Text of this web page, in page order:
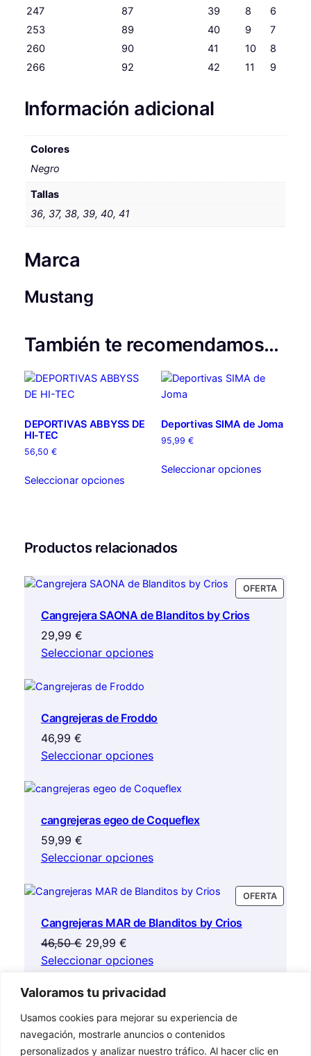
Valoramos tu privacidad
Usamos cookies para mejorar su experiencia de
navegación, mostrarle anuncios o contenidos
personalizados y analizar nuestro tráfico. Al hacer clic en
247
87 39 8
6
253
89 40 9
7
260
90 41 10
8
266
92 42 11 9
Información adicional
Colores
Negro
Tallas
36, 37, 38, 39, 40, 41
Marca
Mustang
También te recomendamos…
DEPORTIVAS ABBYSS DE
HI-TEC
56,50 €
Seleccionar opcionesproducto
Las
se
elegir
la
página
producto
Deportivas SIMA de Joma
95,99 €
Seleccionar opcionesproducto
pueden
elegir
Productos relacionados
OFERTA
EN
Cangrejera SAONA de Blanditos by Crios
29,99 €
Seleccionar opciones
Cangrejeras de Froddo
46,99 €
Seleccionar opciones
cangrejeras egeo de Coqueflex
59,99 €
Seleccionar opciones
OFERTA
EN
Cangrejeras MAR de Blanditos by Crios
46,50€ El
precio
original
era:
29,99 €El
precio
actual
es:
29,99 €.
Seleccionar opciones
Cangrejeras MILOS de Blanditos by Crios
61,99
€ €